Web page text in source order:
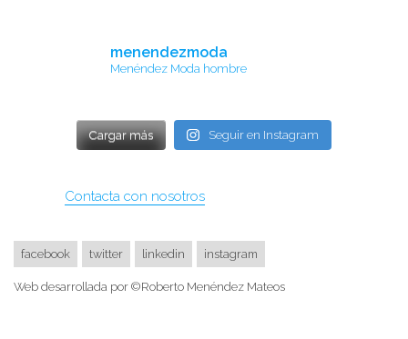
menendezmoda
Menéndez Moda hombre
Cargar más Seguir en Instagram
Contacta con nosotros
facebook twitter linkedin instagram
Web desarrollada por ©Roberto Menéndez Mateos